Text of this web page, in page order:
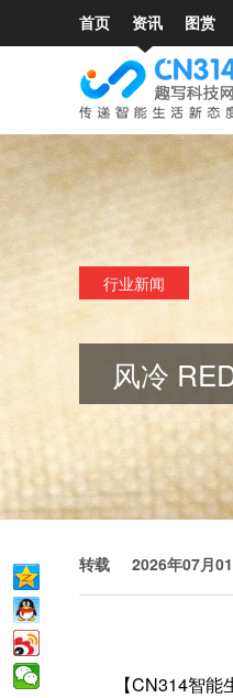
首页 资讯 图赏
行业新闻
风冷
转载 2026年07月
【CN314智